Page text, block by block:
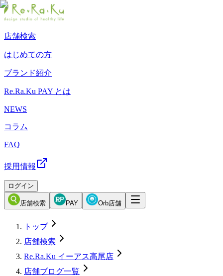
店舗検索
はじめての方
ブランド紹介
Re.Ra.Ku PAY とは
NEWS
コラム
FAQ
採用情報
ログイン
店舗検索 PAY Orb店舗
トップ
店舗検索
Re.Ra.Ku イーアス高尾店
店舗ブログ一覧